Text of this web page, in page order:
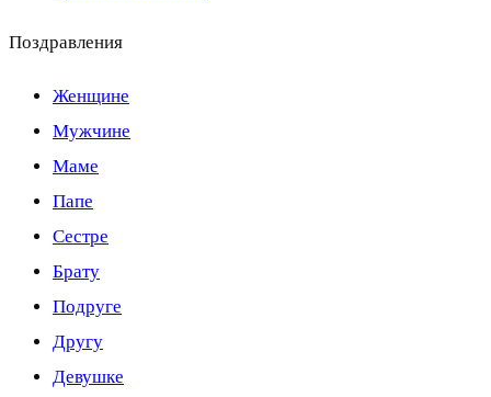
Поздравления
Женщине
Мужчине
Маме
Папе
Сестре
Брату
Подруге
Другу
Девушке